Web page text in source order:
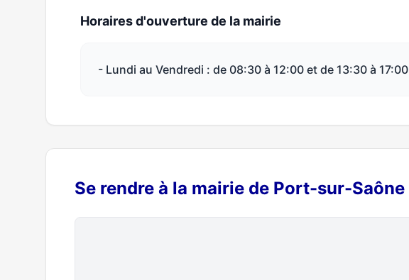
Horaires d'ouverture de la mairie
- Lundi au Vendredi : de 08:30 à 12:00 et de 13:30 à 17:00
Se rendre à la mairie de Port-sur-Saône